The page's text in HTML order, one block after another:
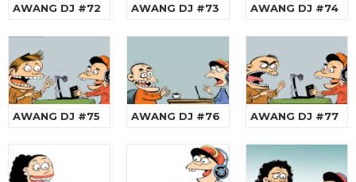
AWANG DJ #72 AWANG DJ #73 AWANG DJ #74
AWANG DJ #75 AWANG DJ #76 AWANG DJ #77